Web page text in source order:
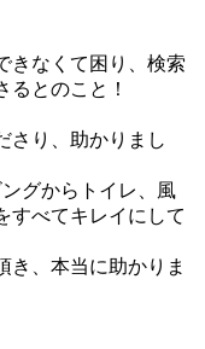
きなくて困り、検索
るとのこと！
さり、助かりまし
グからトイレ、風
すべてキレイにして
き、本当に助かりま